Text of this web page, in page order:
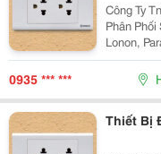
Công Ty
Phân
Lonon,
Phối Đèn
Fata
0935 *** ***
Thiết Bị